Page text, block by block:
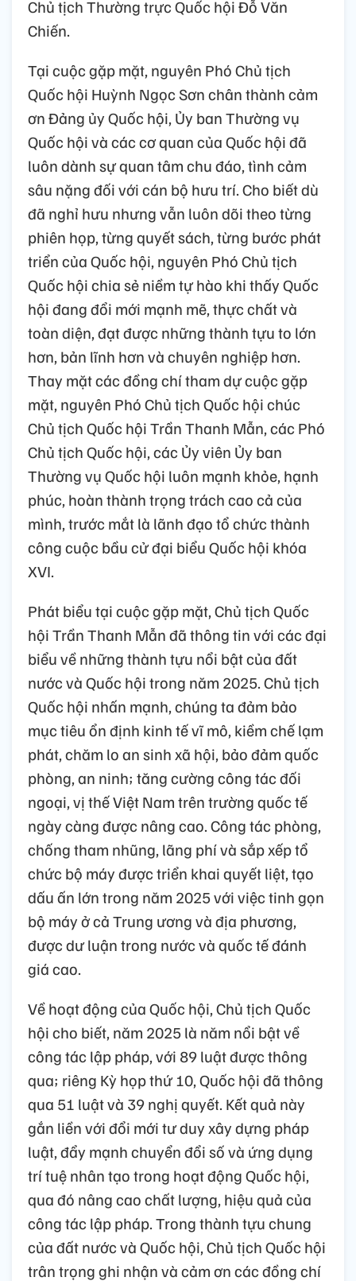
Chủ tịch Thường trực Quốc hội Đỗ Văn
Chiến.
Tại cuộc gặp mặt, nguyên Phó Chủ tịch
Quốc hội Huỳnh Ngọc Sơn chân thành cảm
ơn Đảng ủy Quốc hội, Ủy ban Thường vụ
Quốc hội và các cơ quan của Quốc hội đã
luôn dành sự quan tâm chu đáo, tình cảm
sâu nặng đối với cán bộ hưu trí. Cho biết dù
đã nghỉ hưu nhưng vẫn luôn dõi theo từng
phiên họp, từng quyết sách, từng bước phát
triển của Quốc hội, nguyên Phó Chủ tịch
Quốc hội chia sẻ niềm tự hào khi thấy Quốc
hội đang đổi mới mạnh mẽ, thực chất và
toàn diện, đạt được những thành tựu to lớn
hơn, bản lĩnh hơn và chuyên nghiệp hơn.
Thay mặt các đồng chí tham dự cuộc gặp
mặt, nguyên Phó Chủ tịch Quốc hội chúc
Chủ tịch Quốc hội Trần Thanh Mẫn, các Phó
Chủ tịch Quốc hội, các Ủy viên Ủy ban
Thường vụ Quốc hội luôn mạnh khỏe, hạnh
phúc, hoàn thành trọng trách cao cả của
mình, trước mắt là lãnh đạo tổ chức thành
công cuộc bầu cử đại biểu Quốc hội khóa
XVI.
Phát biểu tại cuộc gặp mặt, Chủ tịch Quốc
hội Trần Thanh Mẫn đã thông tin với các đại
biểu về những thành tựu nổi bật của đất
nước và Quốc hội trong năm 2025. Chủ tịch
Quốc hội nhấn mạnh, chúng ta đảm bảo
mục tiêu ổn định kinh tế vĩ mô, kiềm chế lạm
phát, chăm lo an sinh xã hội, bảo đảm quốc
phòng, an ninh; tăng cường công tác đối
ngoại, vị thế Việt Nam trên trường quốc tế
ngày càng được nâng cao. Công tác phòng,
chống tham nhũng, lãng phí và sắp xếp tổ
chức bộ máy được triển khai quyết liệt, tạo
dấu ấn lớn trong năm 2025 với việc tinh gọn
bộ máy ở cả Trung ương và địa phương,
được dư luận trong nước và quốc tế đánh
giá cao.
Về hoạt động của Quốc hội, Chủ tịch Quốc
hội cho biết, năm 2025 là năm nổi bật về
công tác lập pháp, với 89 luật được thông
qua; riêng Kỳ họp thứ 10, Quốc hội đã thông
qua 51 luật và 39 nghị quyết. Kết quả này
gắn liền với đổi mới tư duy xây dựng pháp
luật, đẩy mạnh chuyển đổi số và ứng dụng
trí tuệ nhân tạo trong hoạt động Quốc hội,
qua đó nâng cao chất lượng, hiệu quả của
công tác lập pháp. Trong thành tựu chung
của đất nước và Quốc hội, Chủ tịch Quốc hội
trân trọng ghi nhận và cảm ơn các đồng chí